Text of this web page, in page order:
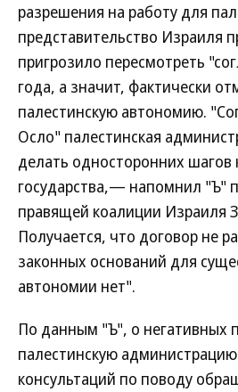
разрешения на работу для
представительство Израиля
пригрозило пересмотреть
года, а значит, фактически
палестинскую автономию.
Осло" палестинская
делать односторонних шагов
государства,— напомнил "Ъ"
правящей коалиции Израиля
Получается, что договор не
законных оснований для
автономии нет".
По данным "Ъ", о негативных
палестинскую
консультаций по поводу